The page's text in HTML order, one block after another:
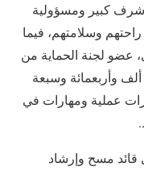
كبير ومسؤولية
وسلامتهم، فيما
عضو لجنة الحماية من
وأربعمائة وسبعة
عملية ومهارات في
قائد مسح وإرشاد